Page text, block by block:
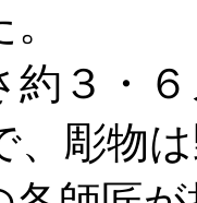
約３・
、彫物